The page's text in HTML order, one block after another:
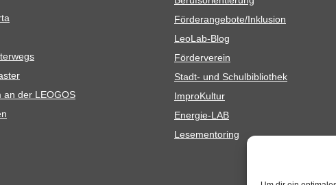
an der LEOGOS
Förderangebote/​​Inklusion
Leo­Lab-Blog
För­der­ver­ein
Stadt- und Schulbibliothek
Impro­Kul­tur
Ener­­gie-LAB
Lese­men­to­ring